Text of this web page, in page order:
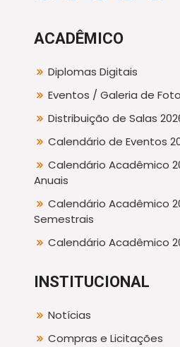
ACADÊMICO
Diplomas Digitais
Eventos / Galeria de
Distribuição de Salas
Calendário de Eventos
Calendário Acadêmico
Anuais
Calendário Acadêmico
Semestrais
Calendário Acadêmico
INSTITUCIONAL
Notícias
Compras e Licitações